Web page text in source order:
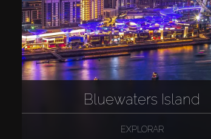
Bluewaters Island
EXPLORAR